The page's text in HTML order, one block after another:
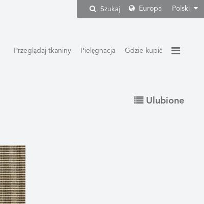
Szukaj Europa Polski
Przeglądaj tkaniny Pielęgnacja Gdzie kupić
Ulubione